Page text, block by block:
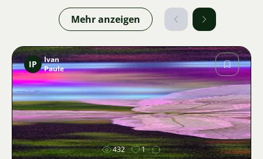
Mehr anzeigen
Bild
IP
Ivan
Paule
432 1